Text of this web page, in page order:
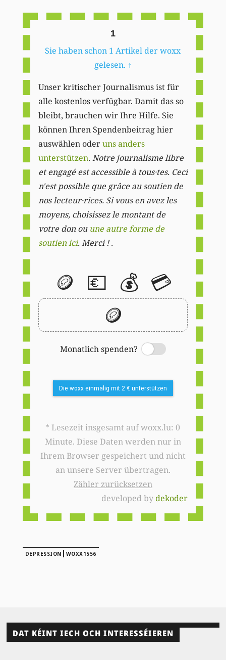
1
Sie haben schon 1 Artikel der woxx
gelesen. ↑
Unser kritischer Journalismus ist für
alle kostenlos verfügbar. Damit das so
bleibt, brauchen wir Ihre Hilfe. Sie
können Ihren Spendenbeitrag hier
auswählen oderuns anders
unterstützen. Notre journalisme libre
et engagé est accessible à tous·tes. Ceci
n'est possible que grâce au soutien de
nos lecteur·rices. Si vous en avez les
moyens, choisissez le montant de
votre don ou une autre forme de
soutien ici. Merci ! .
🪙 💶 💰 💳
🪙
Monatlich spenden?
Switch
Die woxx einmalig mit 2 € unterstützen
* Lesezeit insgesamt auf woxx.lu: 0
Minute. Diese Daten werden nur in
Ihrem Browser gespeichert und nicht
an unsere Server übertragen.
Zähler zurücksetzen
developed bydekoder
DEPRESSION | WOXX1556
DAT KÉINT IECH OCH INTERESSÉIEREN